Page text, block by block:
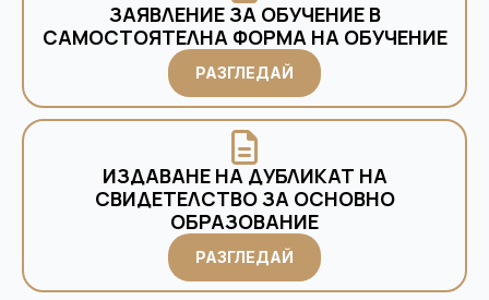
ЗАЯВЛЕНИЕ ЗА ОБУЧЕНИЕ В
САМОСТОЯТЕЛНА ФОРМА НА ОБУЧЕНИЕ
РАЗГЛЕДАЙ
ИЗДАВАНЕ НА ДУБЛИКАТ НА
СВИДЕТЕЛСТВО ЗА ОСНОВНО
ОБРАЗОВАНИЕ
РАЗГЛЕДАЙ